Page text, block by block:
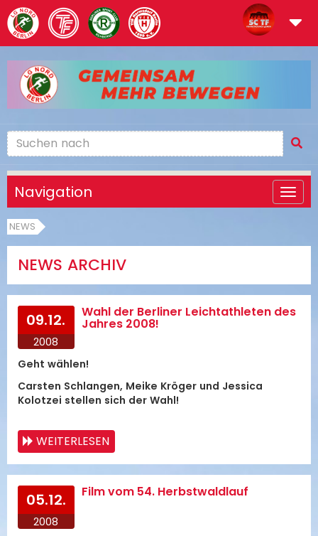
Navigation
NEWS
NEWS ARCHIV
09.12.
2008
Wahl der Berliner Leichtathleten des
Jahres 2008!
Geht wählen!
Carsten Schlangen, Meike Kröger und Jessica
Kolotzei stellen sich der Wahl!
WEITERLESEN
05.12.
2008
Film vom 54. Herbstwaldlauf